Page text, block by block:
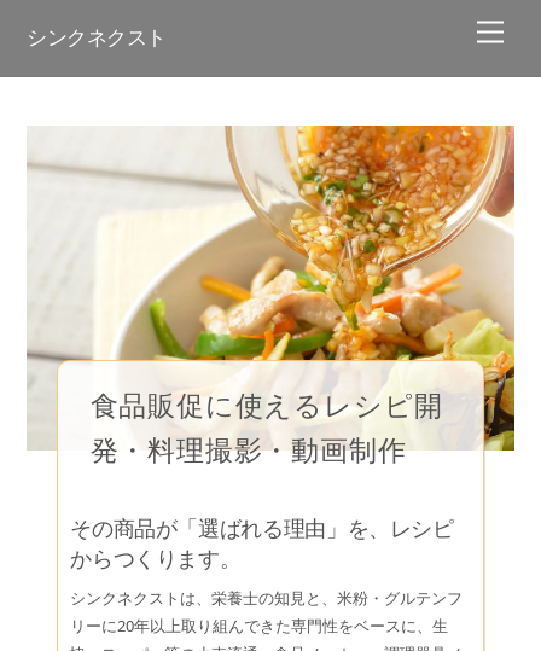
シンクネクスト
食品販促に使えるレシピ開
発・料理撮影・動画制作
その商品が「選ばれる理由」を、レシピ
からつくります。
シンクネクストは、栄養士の知見と、米粉・グルテンフ
リーに20年以上取り組んできた専門性をベースに、生